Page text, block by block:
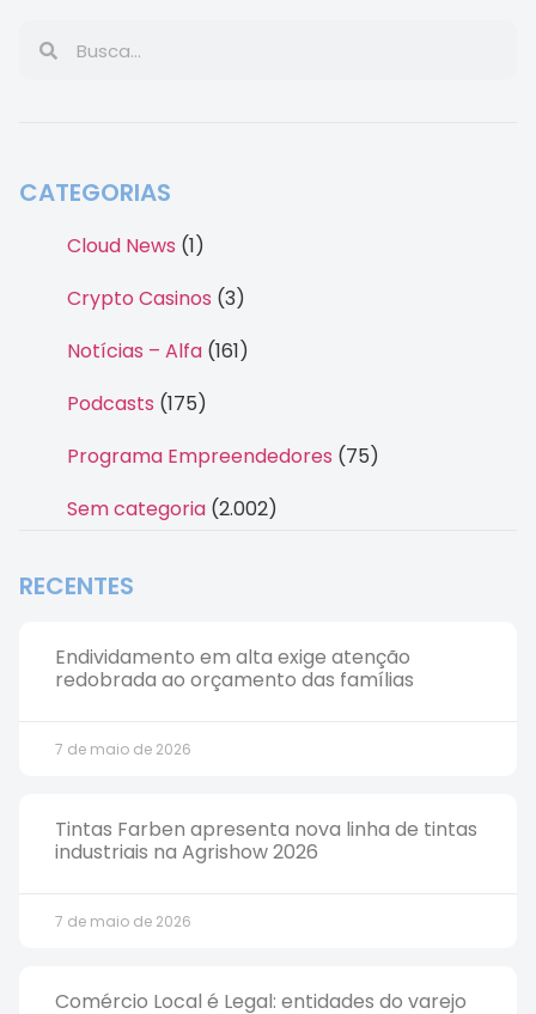
CATEGORIAS
Cloud News (1)
Crypto Casinos (3)
Notícias – Alfa (161)
Podcasts (175)
Programa Empreendedores (75)
Sem categoria (2.002)
RECENTES
Endividamento em alta exige atenção
redobrada ao orçamento das famílias
7 de maio de 2026
Tintas Farben apresenta nova linha de tintas
industriais na Agrishow 2026
7 de maio de 2026
Comércio Local é Legal: entidades do varejo